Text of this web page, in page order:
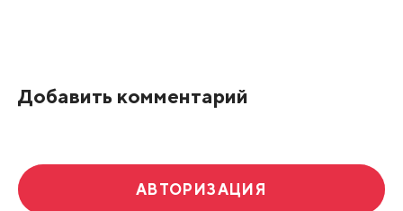
Добавить комментарий
АВТОРИЗАЦИЯ